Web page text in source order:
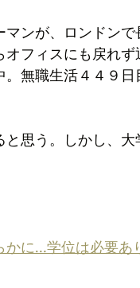
ンが、ロンドン
フィスにも戻れ
無職生活４４９
思う。しかし、大
かに…学位は必要あ